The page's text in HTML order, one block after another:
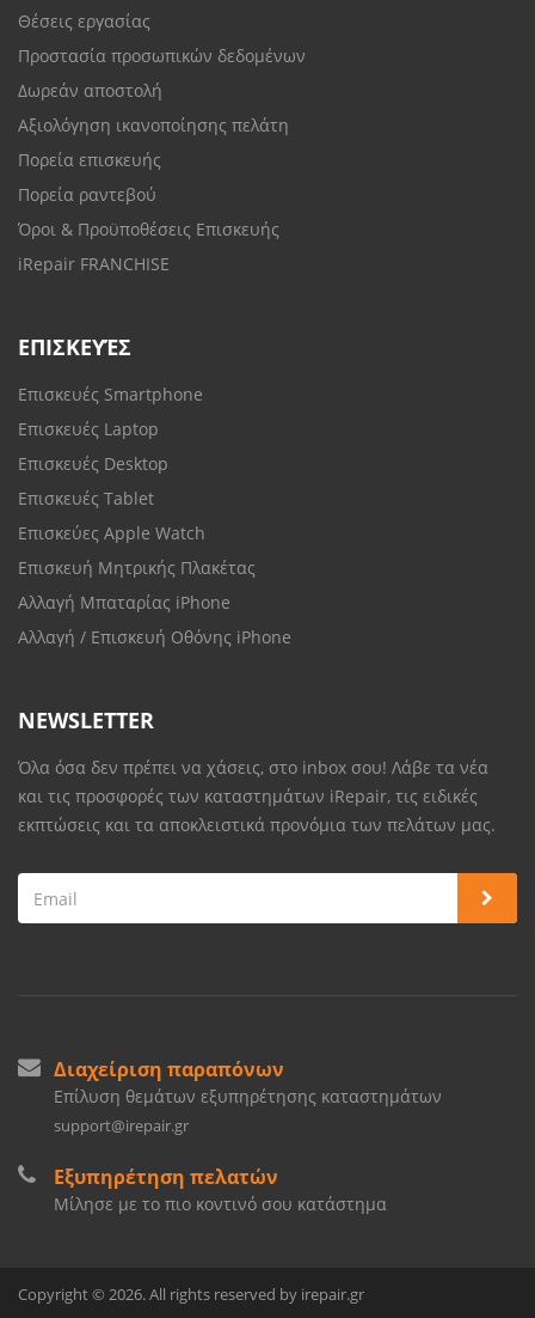
Θέσεις εργασίας
Προστασία προσωπικών δεδομένων
Δωρεάν αποστολή
Αξιολόγηση ικανοποίησης πελάτη
Πορεία επισκευής
Πορεία ραντεβού
Όροι & Προϋποθέσεις Επισκευής
iRepair FRANCHISE
ΕΠΙΣΚΕΥΈΣ
Επισκευές Smartphone
Επισκευές Laptop
Επισκευές Desktop
Επισκευές Tablet
Επισκεύες Apple Watch
Επισκευή Μητρικής Πλακέτας
Αλλαγή Μπαταρίας iPhone
Αλλαγή / Επισκευή Οθόνης iPhone
NEWSLETTER
Όλα όσα δεν πρέπει να χάσεις, στο inbox σου! Λάβε τα νέα
και τις προσφορές των καταστημάτων iRepair, τις ειδικές
εκπτώσεις και τα αποκλειστικά προνόμια των πελάτων μας.
Διαχείριση παραπόνων
Επίλυση θεμάτων εξυπηρέτησης καταστημάτων
support@irepair.gr
Εξυπηρέτηση πελατών
Μίλησε με το πιο κοντινό σου κατάστημα
Copyright © 2026. All rights reserved by irepair.gr